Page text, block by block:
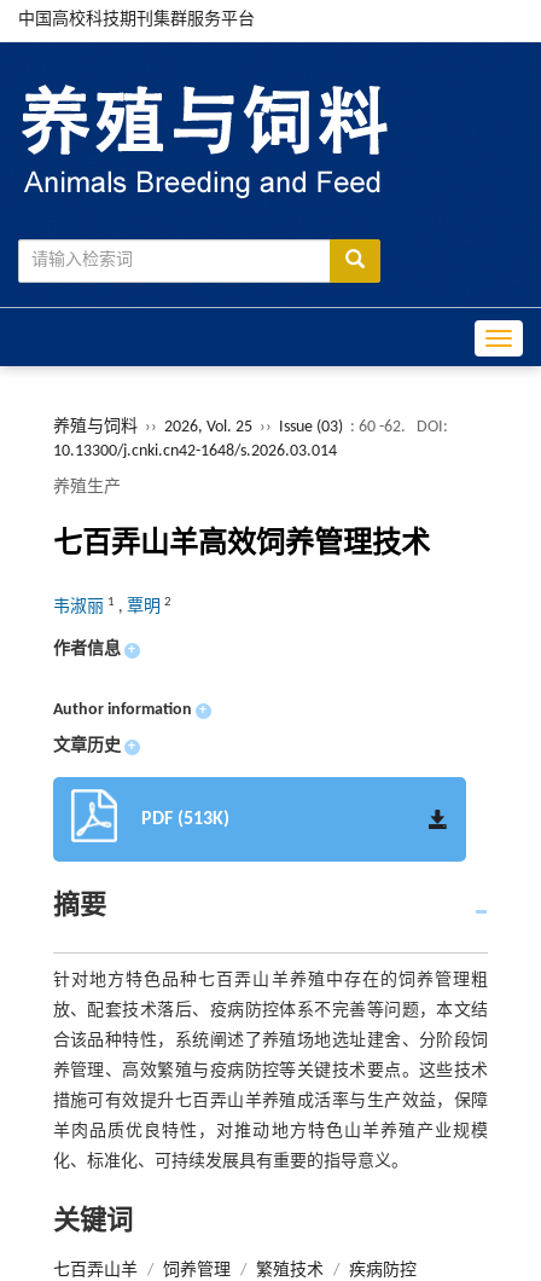
中国高校科技期刊集群服务平台
养殖与饲料 ›› 2026, Vol. 25 ›› Issue (03) : 60 -62.
DOI:
10.13300/j.cnki.cn42-1648/s.2026.03.014
养殖生产
七百弄山羊高效饲养管理技术
韦淑丽 1 , 覃明 2
作者信息 +
Author information +
文章历史 +
PDF (513K)
摘要
针对地方特色品种七百弄山羊养殖中存在的饲养管理粗
放、配套技术落后、疫病防控体系不完善等问题，本文结
合该品种特性，系统阐述了养殖场地选址建舍、分阶段饲
养管理、高效繁殖与疫病防控等关键技术要点。这些技术
措施可有效提升七百弄山羊养殖成活率与生产效益，保障
羊肉品质优良特性，对推动地方特色山羊养殖产业规模
化、标准化、可持续发展具有重要的指导意义。
关键词
七百弄山羊 / 饲养管理 / 繁殖技术 / 疾病防控